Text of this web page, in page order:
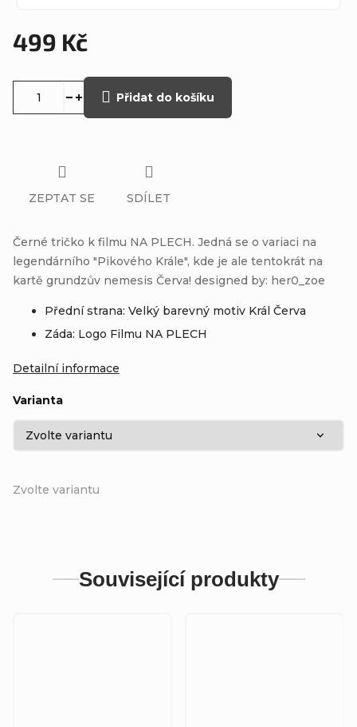
499 Kč
Zvolte variantu
Varianta
Přidat do košíku
Černé tričko k filmu NA PLECH. Jedná se o variaci na
legendárního "Pikového Krále", kde je ale tentokrát na
kartě grundzův nemesis Červa! designed by: her0_zoe
Přední strana: Velký barevný motiv Král Červa
Záda: Logo Filmu NA PLECH
Detailní informace
ZEPTAT SE SDÍLET
Související produkty